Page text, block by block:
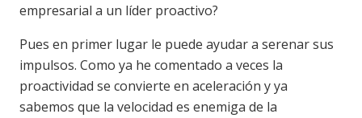
empresarial a un líder proactivo?
Pues en primer lugar le puede ayudar a serenar sus
impulsos. Como ya he comentado a veces la
proactividad se convierte en aceleración y ya
sabemos que la velocidad es enemiga de la